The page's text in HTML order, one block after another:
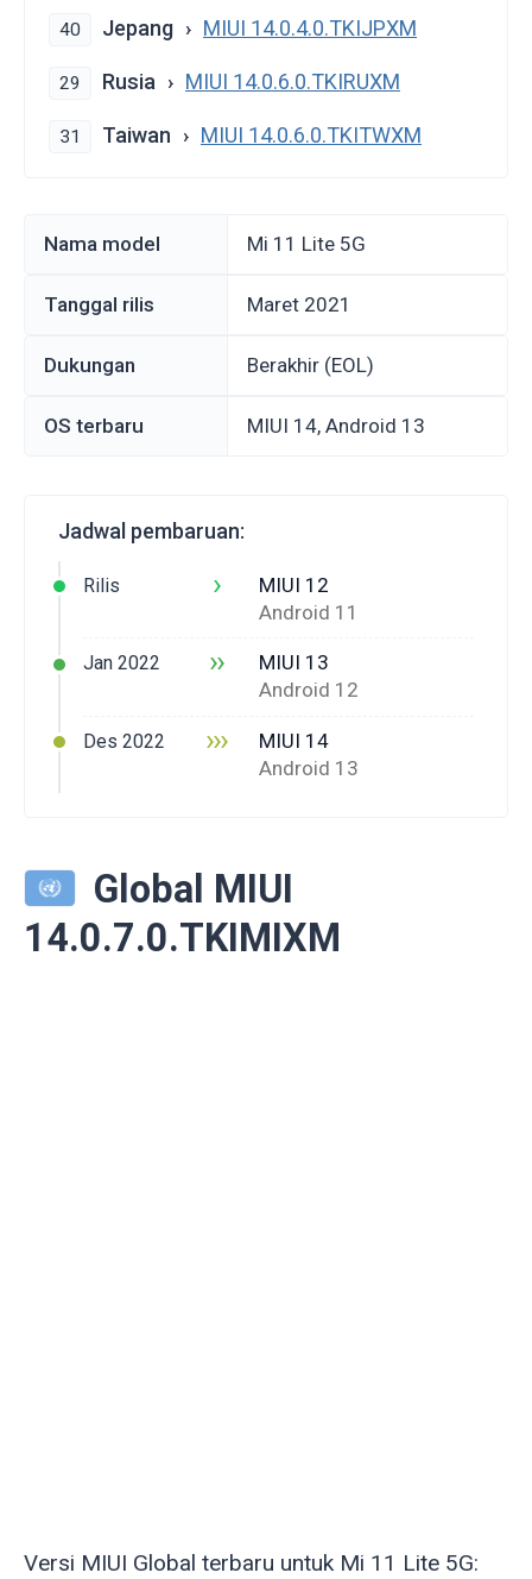
40 Jepang MIUI 14.0.4.0.TKIJPXM
29 Rusia MIUI 14.0.6.0.TKIRUXM
31 Taiwan MIUI 14.0.6.0.TKITWXM
Nama model Mi 11 Lite 5G
Tanggal rilis Maret 2021
Dukungan Berakhir (EOL)
OS terbaru MIUI 14, Android 13
Jadwal pembaruan:
Rilis ›
MIUI 12
Android 11
Jan 2022 ››
MIUI 13
Android 12
Des 2022 ›››
MIUI 14
Android 13
Global MIUI
14.0.7.0.TKIMIXM
Versi MIUI Global terbaru untuk Mi 11 Lite 5G: